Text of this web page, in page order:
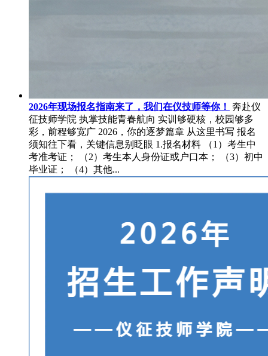
2026年现场报名指南来了，我们在仪技师等你！ 奔赴仪
征技师学院 执掌技能青春航向 实训够硬核，校园够多
彩，前程够宽广 2026，你的逐梦篇章 从这里书写 报名
须知往下看，关键信息别眨眼 1.报名材料 （1）考生中
考准考证； （2）考生本人身份证或户口本； （3）初中
毕业证； （4）其他...